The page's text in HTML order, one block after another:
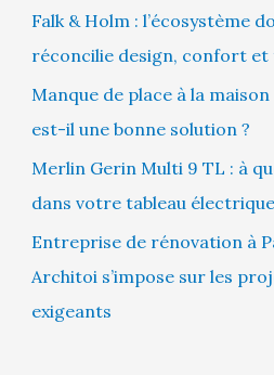
Falk & Holm : l’écosystème
réconcilie design, confort et
Manque de place à la
est-il une bonne solution ?
Merlin Gerin Multi 9 TL : à
dans votre tableau
Entreprise de rénovation à
Architoi s’impose sur les
exigeants